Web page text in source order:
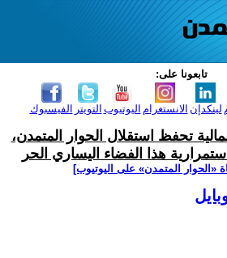
تابعونا على:
الفيسبوك التويتر اليوتيوب الانستغرام لينكدإن
تحفظ استقلال الحوار المتمدن،
هذا الفضاء اليساري الحر
‫«الحوار المتمدن» على اليوتيوب]